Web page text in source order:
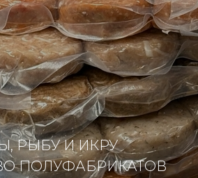
РЫБУ И ИКРУ
ПОЛУФАБРИКАТОВ